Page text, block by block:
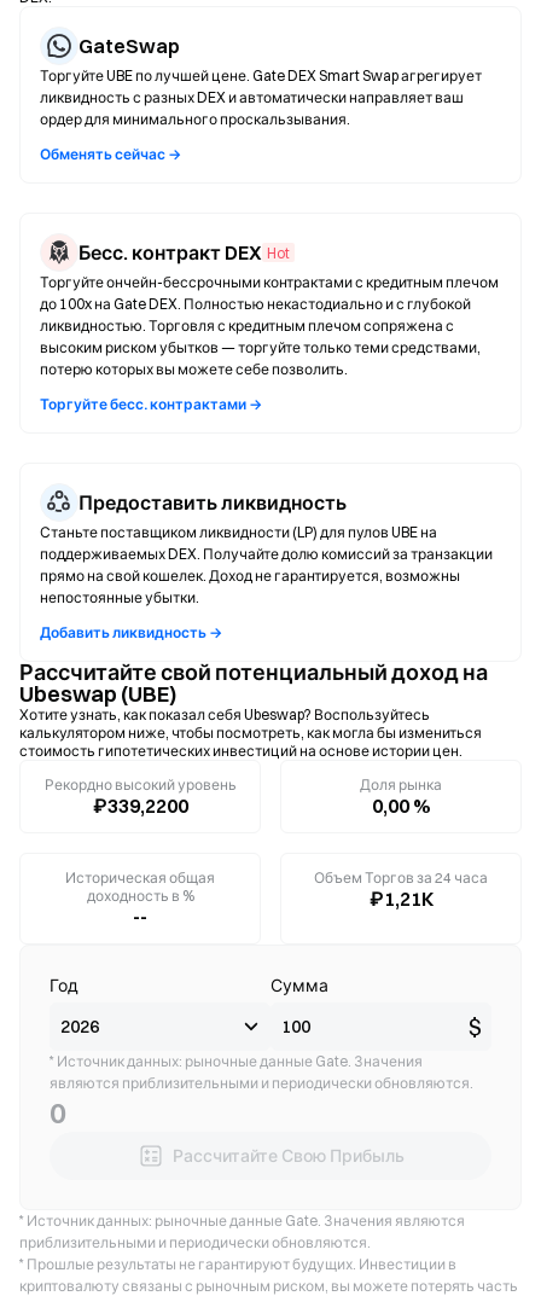
GateSwap
Торгуйте UBE по лучшей цене. Gate DEX Smart Swap агрегирует
ликвидность с разных DEX и автоматически направляет ваш
ордер для минимального проскальзывания.
Обменять сейчас →
Бесс. контракт DEX Hot
Торгуйте ончейн-бессрочными контрактами с кредитным плечом
до 100x на Gate DEX. Полностью некастодиально и с глубокой
ликвидностью. Торговля с кредитным плечом сопряжена с
высоким риском убытков — торгуйте только теми средствами,
потерю которых вы можете себе позволить.
Торгуйте бесс. контрактами →
Предоставить ликвидность
Станьте поставщиком ликвидности (LP) для пулов UBE на
поддерживаемых DEX. Получайте долю комиссий за транзакции
прямо на свой кошелек. Доход не гарантируется, возможны
непостоянные убытки.
Добавить ликвидность →
Рассчитайте свой потенциальный доход на
Ubeswap (UBE)
Хотите узнать, как показал себя Ubeswap? Воспользуйтесь
калькулятором ниже, чтобы посмотреть, как могла бы измениться
стоимость гипотетических инвестиций на основе истории цен.
Рекордно высокий уровень
₽339,2200
Доля рынка
0,00 %
Историческая общая
доходность в %
--
Объем Торгов за 24 часа
₽1,21K
Год Сумма
$
* Источник данных: рыночные данные Gate. Значения
являются приблизительными и периодически обновляются.
0
Рассчитайте Свою Прибыль
* Источник данных: рыночные данные Gate. Значения являются
приблизительными и периодически обновляются.
* Прошлые результаты не гарантируют будущих. Инвестиции в
криптовалюту связаны с рыночным риском, вы можете потерять часть